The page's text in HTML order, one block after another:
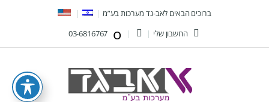
ברוכים הבאים לאב-גד מערכות בע”מ
החשבון שלי